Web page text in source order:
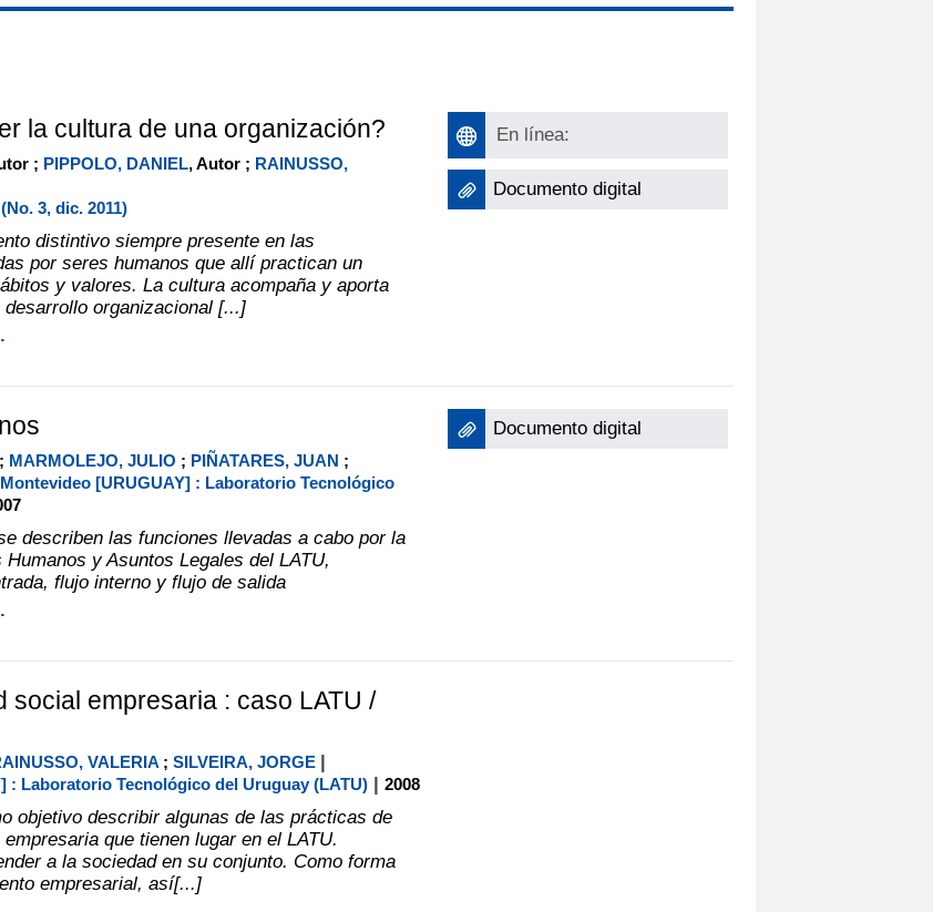
la cultura de una organización?
; PIPPOLO, DANIEL, Autor ; RAINUSSO,
3, dic. 2011)
distintivo siempre presente en las
por seres humanos que allí practican un
y valores. La cultura acompaña y aporta
organizacional [...]
En línea:
Documento digital
MARMOLEJO, JULIO ; PIÑATARES, JUAN ;
Montevideo [URUGUAY] : Laboratorio Tecnológico
describen las funciones llevadas a cabo por la
y Asuntos Legales del LATU,
flujo interno y flujo de salida
Documento digital
social empresaria : caso LATU /
VALERIA; SILVEIRA, JORGE |
: Laboratorio Tecnológico del Uruguay (LATU)| 2008
objetivo describir algunas de las prácticas de
que tienen lugar en el LATU.
a la sociedad en su conjunto. Como forma
empresarial, así[...]